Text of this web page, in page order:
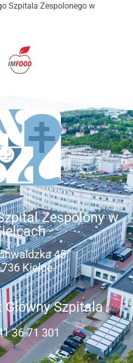
Szpitala Zespolonego w
Zespolony w
45
Kielce
Szpitala
36-71 301